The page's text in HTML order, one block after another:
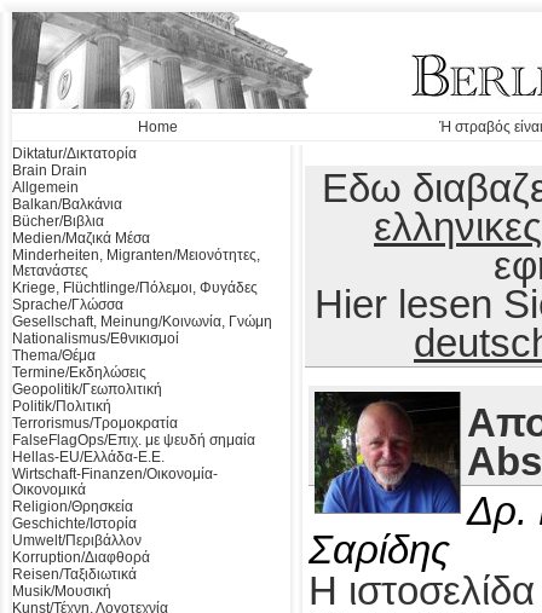
Home
Ή στραβός
Diktatur/Δικτατορία
Brain Drain
Allgemein
Balkan/Βαλκάνια
Bücher/Βιβλια
Medien/Μαζικά Μέσα
Minderheiten, Migranten/Μειονότητες,
Μετανάστες
Kriege, Flüchtlinge/Πόλεμοι, Φυγάδες
Sprache/Γλώσσα
Gesellschaft, Meinung/Κοινωνία, Γνώμη
Nationalismus/Εθνικισμοί
Thema/Θέμα
Termine/Εκδηλώσεις
Geopolitik/Γεωπολιτική
Politik/Πολιτική
Terrorismus/Τρομοκρατία
FalseFlagOps/Επιχ. με ψευδή σημαία
Hellas-EU/Ελλάδα-Ε.Ε.
Wirtschaft-Finanzen/Οικονομία-
Οικονομικά
Religion/Θρησκεία
Geschichte/Ιστορία
Umwelt/Περιβάλλον
Korruption/Διαφθορά
Reisen/Ταξιδιωτικά
Musik/Μουσική
Kunst/Τέχνη, Λογοτεχνία
Εδω
ελληνικες
Hier lesen
Δρ.
Σαρίδης
Η